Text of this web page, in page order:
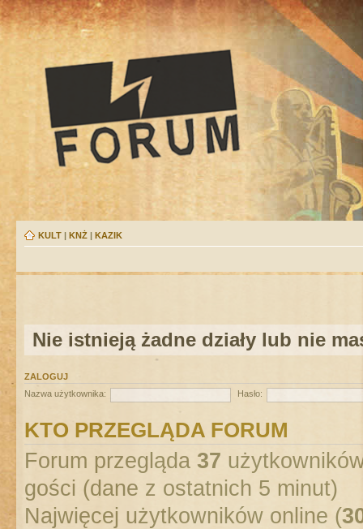
KULT | KNŻ | KAZIK
Nie istnieją żadne działy lub nie
ZALOGUJ
Nazwa użytkownika:
Hasło:
KTO PRZEGLĄDA FORUM
Forum przegląda 37
gości (dane z ostatnich 5 minut)
Najwięcej użytkowników online (